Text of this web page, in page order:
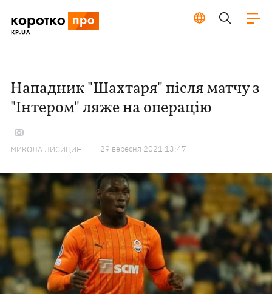
Нападник "Шахтаря" після матчу з
"Інтером" ляже на операцію
МИКОЛА ЛИСИЦИН 29 вересня 2021 13:47